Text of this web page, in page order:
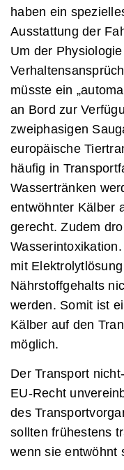
haben ein
Ausstattung der
Um der
müsste ein
an Bord zur
zweiphasigen
europäische
häufig in
Wassertränken
entwöhnter Kälber
gerecht. Zudem
mit
Nährstoffgehalts
werden. Somit ist
Kälber auf den
möglich.
Der Transport
EU-Recht
des
sollten frühestens
wenn sie entwöhnt